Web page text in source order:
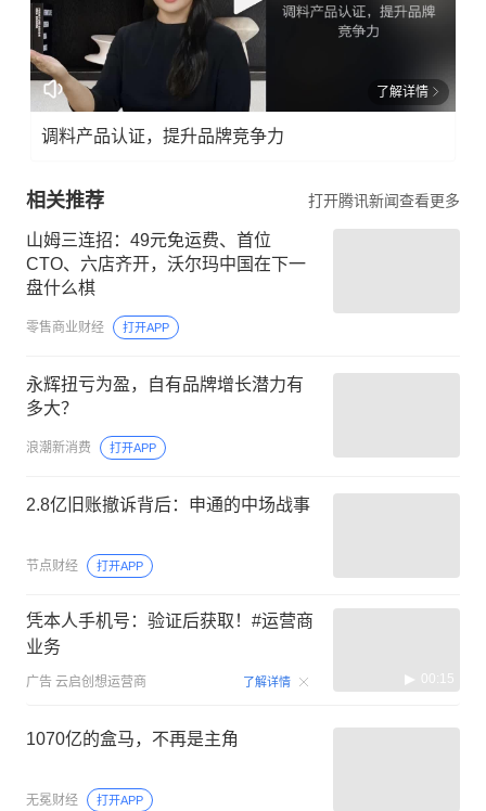
了解详情
调料产品认证，提升品牌竞争力
相关推荐 打开腾讯新闻查看更多
山姆三连招：49元免运费、首位
CTO、六店齐开，沃尔玛中国在下一
盘什么棋
零售商业财经 打开APP
永辉扭亏为盈，自有品牌增长潜力有
多大？
浪潮新消费 打开APP
2.8亿旧账撤诉背后：申通的中场战事
节点财经 打开APP
凭本人手机号：验证后获取！#运营商
业务
广告 云启创想运营商 了解详情 00:15
1070亿的盒马，不再是主角
无冕财经 打开APP